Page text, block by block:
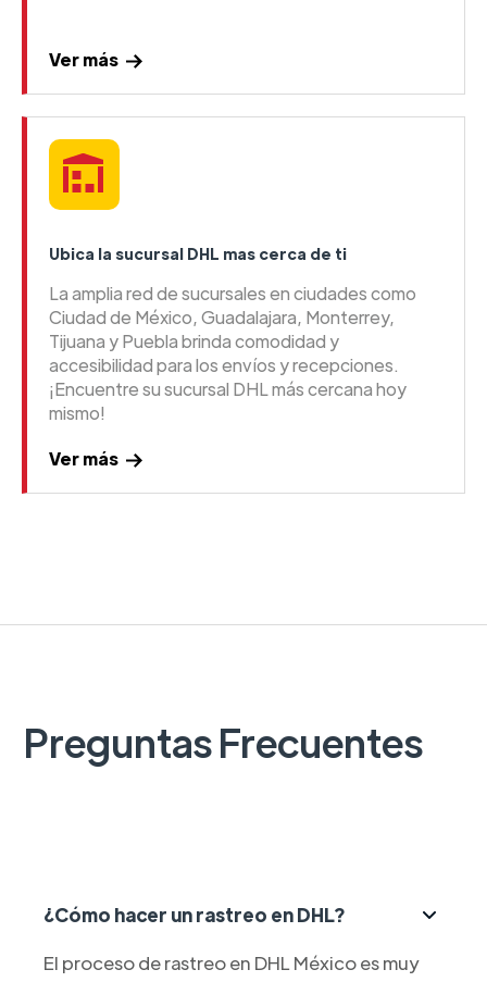
Ver más
Ubica la sucursal DHL mas cerca de ti
La amplia red de sucursales en ciudades como
Ciudad de México, Guadalajara, Monterrey,
Tijuana y Puebla brinda comodidad y
accesibilidad para los envíos y recepciones.
¡Encuentre su sucursal DHL más cercana hoy
mismo!
Ver más
Preguntas Frecuentes
¿Cómo hacer un rastreo en DHL?
El proceso de rastreo en DHL México es muy